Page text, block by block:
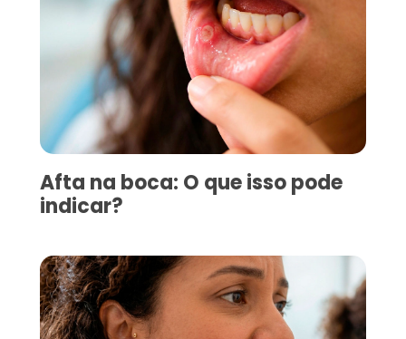
Afta na boca: O que isso pode
indicar?